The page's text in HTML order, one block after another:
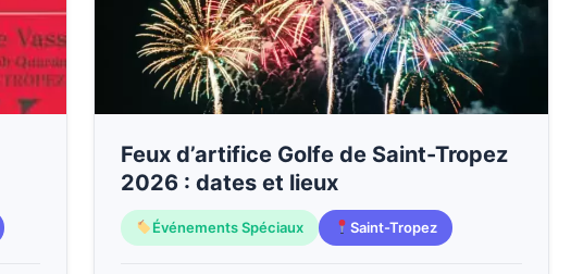
Feux d’artifice Golfe de Saint-Tropez
2026 : dates et lieux
Événements Spéciaux Saint-Tropez